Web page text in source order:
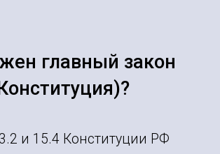
главный закон
и 15.4 Конституции РФ